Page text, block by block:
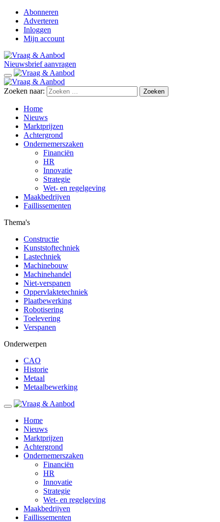
Abonneren
Adverteren
Inloggen
Mijn account
Nieuwsbrief aanvragen
Zoeken naar:
Home
Nieuws
Marktprijzen
Achtergrond
Ondernemerszaken
Financiën
HR
Innovatie
Strategie
Wet- en regelgeving
Maakbedrijven
Faillissementen
Thema's
Constructie
Kunststoftechniek
Lastechniek
Machinebouw
Machinehandel
Niet-verspanen
Oppervlaktetechniek
Plaatbewerking
Robotisering
Toelevering
Verspanen
Onderwerpen
CAO
Historie
Metaal
Metaalbewerking
Home
Nieuws
Marktprijzen
Achtergrond
Ondernemerszaken
Financiën
HR
Innovatie
Strategie
Wet- en regelgeving
Maakbedrijven
Faillissementen